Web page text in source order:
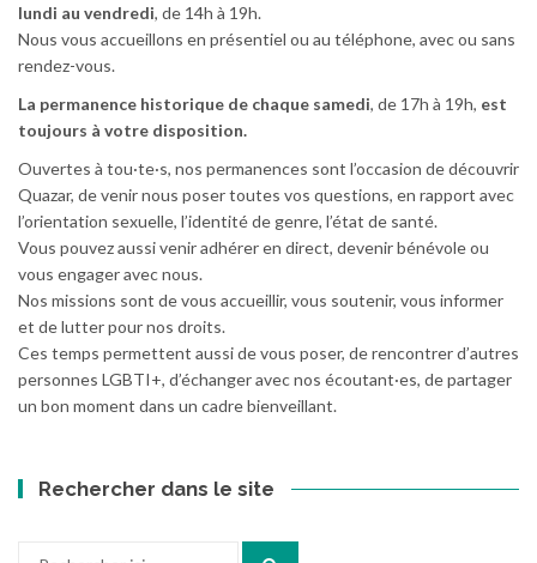
lundi au vendredi, de 14h à 19h.
Nous vous accueillons en présentiel ou au téléphone, avec ou sans
rendez-vous.
La permanence historique de chaque samedi, de 17h à 19h, est
toujours à votre disposition.
Ouvertes à tou·te·s, nos permanences sont l’occasion de découvrir
Quazar, de venir nous poser toutes vos questions, en rapport avec
l’orientation sexuelle, l’identité de genre, l’état de santé.
Vous pouvez aussi venir adhérer en direct, devenir bénévole ou
vous engager avec nous.
Nos missions sont de vous accueillir, vous soutenir, vous informer
et de lutter pour nos droits.
Ces temps permettent aussi de vous poser, de rencontrer d’autres
personnes LGBTI+, d’échanger avec nos écoutant·es, de partager
un bon moment dans un cadre bienveillant.
Rechercher dans le site